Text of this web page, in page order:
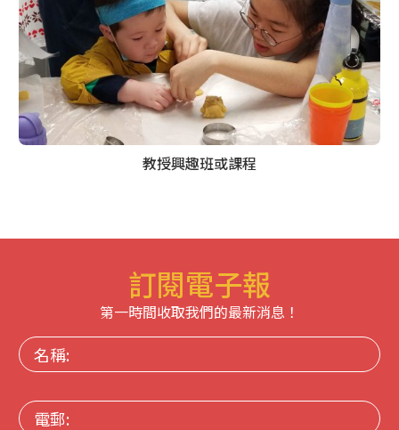
教授興趣班或課程
訂閱電子報
第一時間收取我們的最新消息！
名
稱:
電